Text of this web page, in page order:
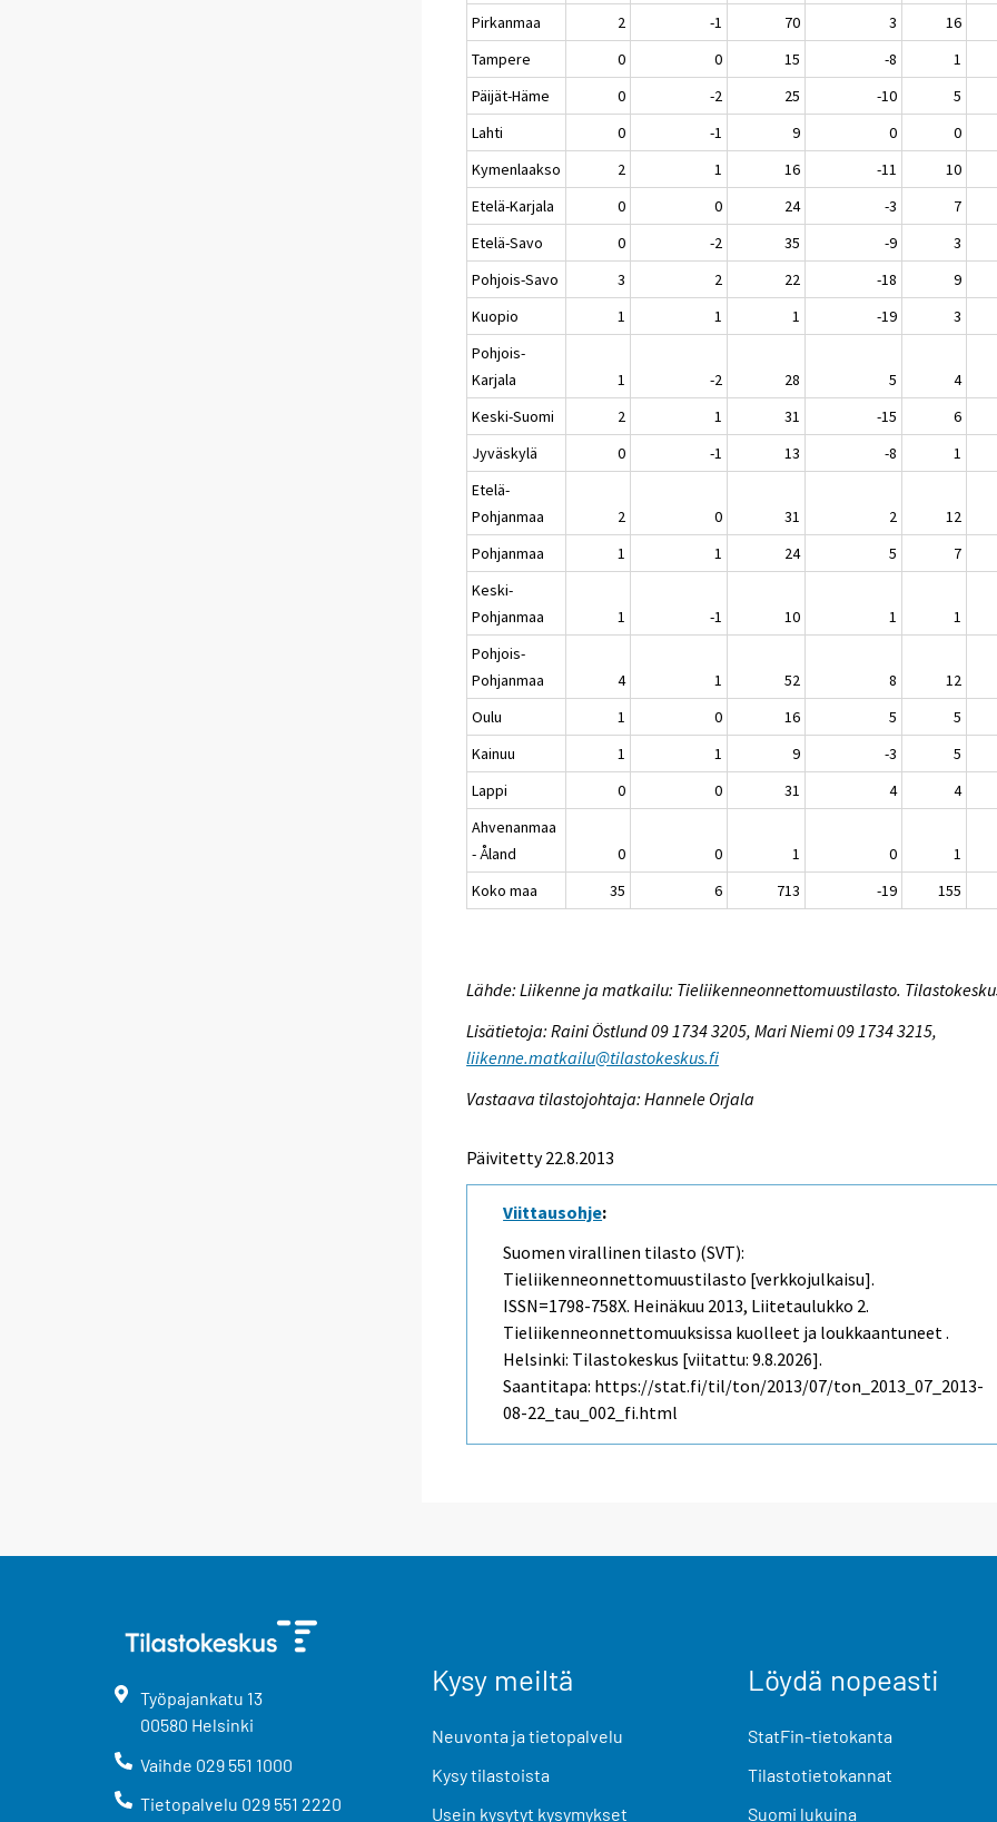
Pirkanmaa
2 -1 70 3 16
Tampere
0 0 15 -8 1
Päijät-Häme
0 -2 25 -10 5
Lahti
0 -1 9 0 0
Kymenlaakso
2 1 16 -11 10
Etelä-Karjala
0 0 24 -3 7
Etelä-Savo
0 -2 35 -9 3
Pohjois-Savo
3 2 22 -18 9
Kuopio
1 1 1 -19 3
Pohjois-
Karjala
1 -2 28 5 4
Keski-Suomi
2 1 31 -15 6
Jyväskylä
0 -1 13 -8 1
Etelä-
Pohjanmaa
2 0 31 2 12
Pohjanmaa
1 1 24 5 7
Keski-
Pohjanmaa
1 -1 10 1 1
Pohjois-
Pohjanmaa
4 1 52 8 12
Oulu
1 0 16 5 5
Kainuu
1 1 9 -3 5
Lappi
0 0 31 4 4
Ahvenanmaa
- Åland
0 0 1 0 1
Koko maa
35 6 713 -19 155
Lähde: Liikenne ja matkailu: Tieliikenneonnettomuustilasto.
Lisätietoja: Raini Östlund 09 1734 3205, Mari Niemi 09 1734 3215,
liikenne.matkailu@tilastokeskus.fi
Vastaava tilastojohtaja: Hannele Orjala
Päivitetty 22.8.2013
Viittausohje:
Suomen virallinen tilasto (SVT):
Tieliikenneonnettomuustilasto [verkkojulkaisu].
ISSN=1798-758X. Heinäkuu 2013, Liitetaulukko 2.
Tieliikenneonnettomuuksissa kuolleet ja loukkaantuneet .
Helsinki: Tilastokeskus [viitattu: 9.8.2026].
Saantitapa: https://stat.fi/til/ton/2013/07/ton_2013_07_2013-
08-22_tau_002_fi.html
Työpajankatu 13
00580 Helsinki
Vaihde 029 551 1000
Tietopalvelu 029 551 2220
Kysy meiltä
Neuvonta ja tietopalvelu
Kysy tilastoista
Usein kysytyt kysymykset
Löydä nopeasti
StatFin-tietokanta
Tilastotietokannat
Suomi lukuina